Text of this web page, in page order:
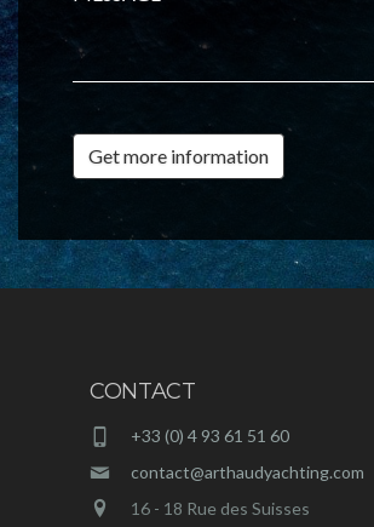
Get more information
CONTACT
+33 (0) 4 93 61 51 60
contact@arthaudyachting.com
16 - 18 Rue des Suisses